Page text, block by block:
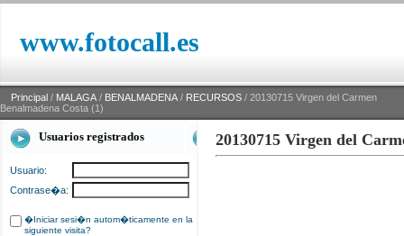
www.fotocall.es
Principal / MALAGA / BENALMADENA / RECURSOS / 20130715 Virgen del Carmen
Benalmadena Costa (1)
Usuarios registrados
Usuario:
Contrase�a:
�Iniciar sesi�n autom�ticamente en la
siguiente visita?
20130715 Virgen del